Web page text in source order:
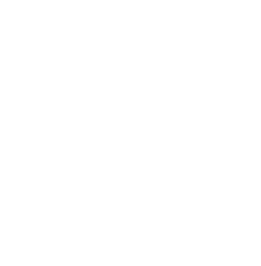
す。
りません。
す。
変更すること